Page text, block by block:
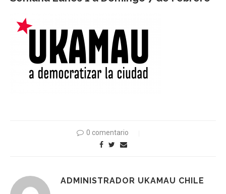
0 comentario
ADMINISTRADOR UKAMAU CHILE